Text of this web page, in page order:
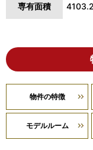
専有面積
物件の特徴
モデルルーム